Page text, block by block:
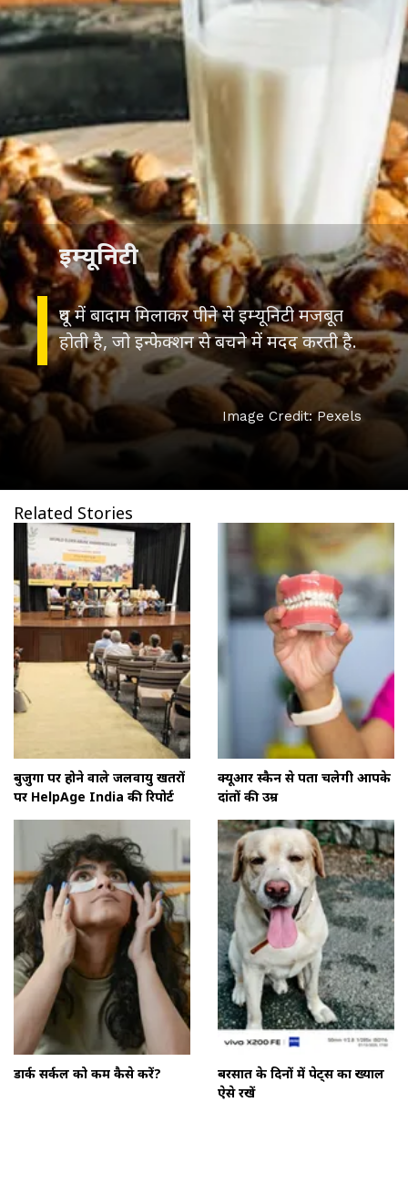
दूध में बादाम मिलाकर पीने से इम्यूनिटी मजबूत
होती है, जो इन्फेक्शन से बचने में मदद करती है.
इम्यूनिटी
Image Credit: Pexels
Related Stories
बुजुर्गों पर होने वाले जलवायु खतरों
पर HelpAge India की रिपोर्ट
क्यूआर स्कैन से पता चलेगी आपके
दांतों की उम्र
डार्क सर्कल को कम कैसे करें?
बरसात के दिनों में पेट्स का ख्याल
ऐसे रखें